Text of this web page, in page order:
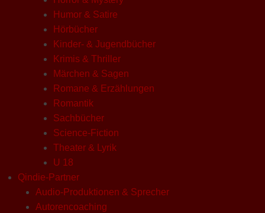
Humor & Satire
Hörbücher
Kinder- & Jugendbücher
Krimis & Thriller
Märchen & Sagen
Romane & Erzählungen
Romantik
Sachbücher
Science-Fiction
Theater & Lyrik
U 18
Qindie-Partner
Audio-Produktionen & Sprecher
Autorencoaching